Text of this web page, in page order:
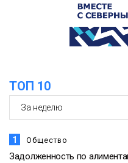
Норильска
Спорт
Игрок ФК
ТОП 10
1 Общество
Задолженность по